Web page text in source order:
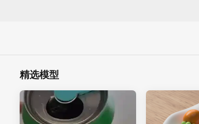
精选模型